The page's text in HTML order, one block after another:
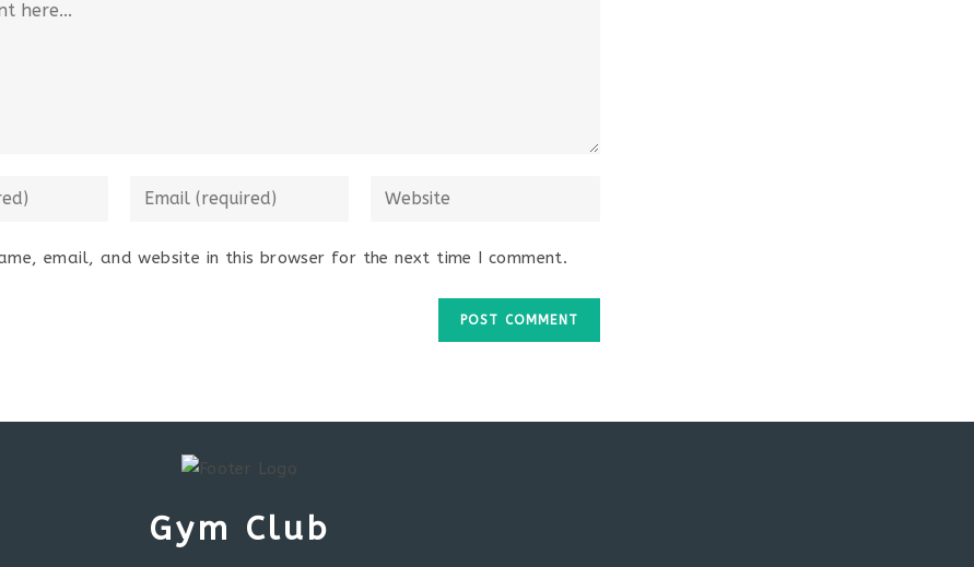
email, and website in this browser for the next time I comment.
Gym Club